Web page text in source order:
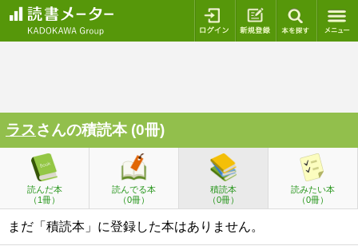
ログイン 新規登録
ラスさんの積読本 (0冊)
読んだ本
（1冊）
読んでる本
（0冊）
積読本
（0冊）
読みたい本
（0冊）
まだ「積読本」に登録した本はありません。